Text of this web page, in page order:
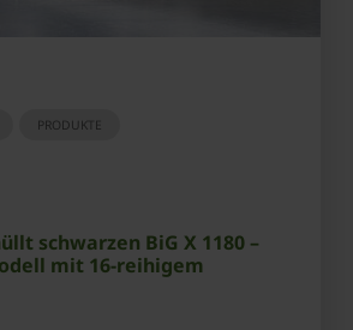
PRODUKTE
schwarzen BiG X 1180 –
mit 16-reihigem